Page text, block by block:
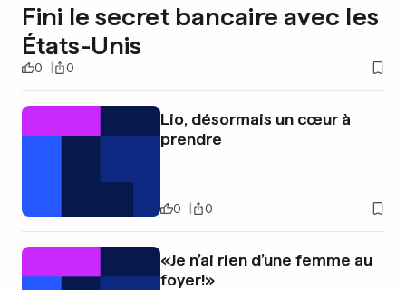
Fini le secret bancaire avec les
États-Unis
0 0
Lio, désormais un cœur à
prendre
0 0
«Je n’ai rien d’une femme au
foyer!»